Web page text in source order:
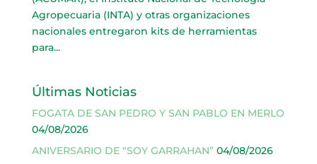
Agropecuaria (INTA) y otras organizaciones
nacionales entregaron kits de herramientas
para...
Últimas Noticias
FOGATA DE SAN PEDRO Y SAN PABLO EN MERLO
04/08/2026
ANIVERSARIO DE “SOY GARRAHAN” 04/08/2026